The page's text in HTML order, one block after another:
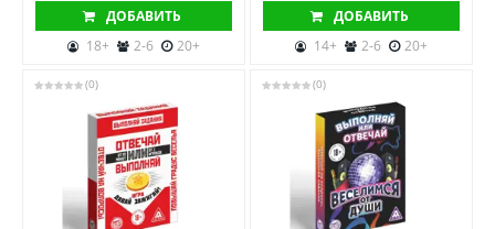
ДОБАВИТЬ
18+
2-6 20+
ДОБАВИТЬ
14+
2-6 20+
(0) (0)